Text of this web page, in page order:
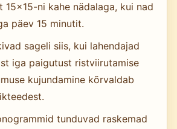
15×15-ni kahe nädalaga, kui nad
päev 15 minutit.
sageli siis, kui lahendajad
iga paigutust ristviirutamise
kujundamine kõrvaldab
tunduvad raskemad